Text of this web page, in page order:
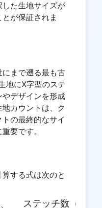
した生地サイズが
が保証されま
まで遡る最も古
地にX字型のステ
デザインを形成
カウントは、ク
の最終的なサイ
要です。
する式は次のと
デザイン幅（イン
ステッチ数（幅）